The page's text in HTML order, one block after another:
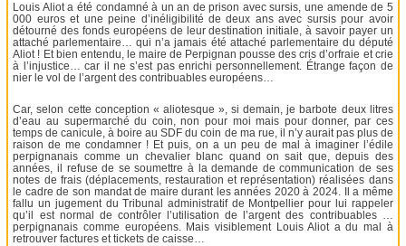
Louis Aliot a été condamné à un an de prison avec sursis, une amende de 5
000 euros et une peine d’inéligibilité de deux ans avec sursis pour avoir
détourné des fonds européens de leur destination initiale, à savoir payer un
attaché parlementaire… qui n’a jamais été attaché parlementaire du député
Aliot ! Et bien entendu, le maire de Perpignan pousse des cris d’orfraie et crie
à l’injustice… car il ne s’est pas enrichi personnellement. Étrange façon de
nier le vol de l’argent des contribuables européens…
Car, selon cette conception « aliotesque », si demain, je barbote deux litres
d’eau au supermarché du coin, non pour moi mais pour donner, par ces
temps de canicule, à boire au SDF du coin de ma rue, il n’y aurait pas plus de
raison de me condamner ! Et puis, on a un peu de mal à imaginer l’édile
perpignanais comme un chevalier blanc quand on sait que, depuis des
années, il refuse de se soumettre à la demande de communication de ses
notes de frais (déplacements, restauration et représentation) réalisées dans
le cadre de son mandat de maire durant les années 2020 à 2024. Il a même
fallu un jugement du Tribunal administratif de Montpellier pour lui rappeler
qu’il est normal de contrôler l’utilisation de l’argent des contribuables …
perpignanais comme européens. Mais visiblement Louis Aliot a du mal à
retrouver factures et tickets de caisse…